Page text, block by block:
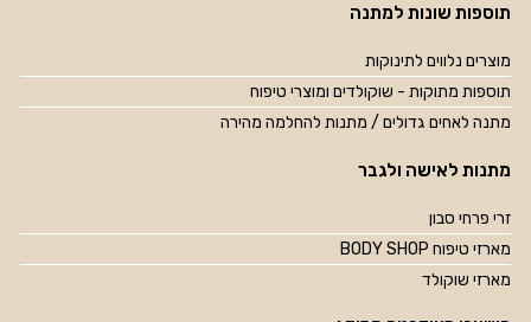
תוספות שונות למתנה
מוצרים נלווים לתינוקות
תוספות מתוקות - שוקולדים ומוצרי טיפוח
מתנה לאחים גדולים / מתנות להחלמה מהירה
מתנות לאישה ולגבר
זרי פרחי סבון
מארזי טיפוח BODY SHOP
מארזי שוקולד